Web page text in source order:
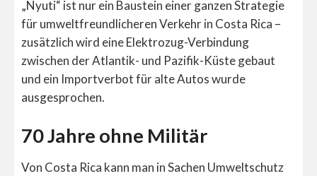
„Nyuti“ ist nur ein Baustein einer ganzen Strategie
für umweltfreundlicheren Verkehr in Costa Rica –
zusätzlich wird eine Elektrozug-Verbindung
zwischen der Atlantik- und Pazifik-Küste gebaut
und ein Importverbot für alte Autos wurde
ausgesprochen.
70 Jahre ohne Militär
Von Costa Rica kann man in Sachen Umweltschutz